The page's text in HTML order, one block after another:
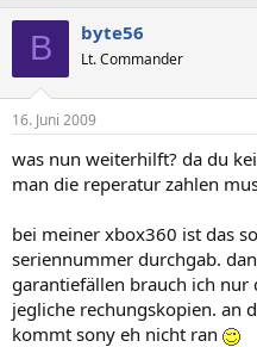
B byte56
Lt. Commander
16. Juni 2009
was nun weiterhilft? da du
man die reperatur zahlen
bei meiner xbox360 ist das
seriennummer durchgab.
garantiefällen brauch ich nur
jegliche rechungskopien. an
kommt sony eh nicht ran